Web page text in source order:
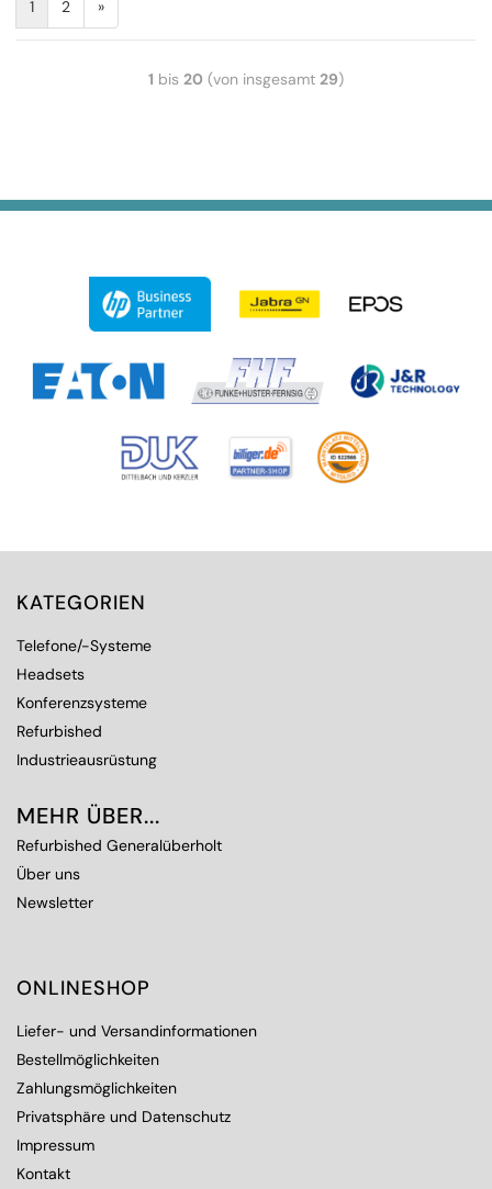
1 2 »
1 bis 20 (von insgesamt 29)
KATEGORIEN
Telefone/-Systeme
Headsets
Konferenzsysteme
Refurbished
Industrieausrüstung
MEHR ÜBER...
Refurbished Generalüberholt
Über uns
Newsletter
ONLINESHOP
Liefer- und Versandinformationen
Bestellmöglichkeiten
Zahlungsmöglichkeiten
Privatsphäre und Datenschutz
Impressum
Kontakt